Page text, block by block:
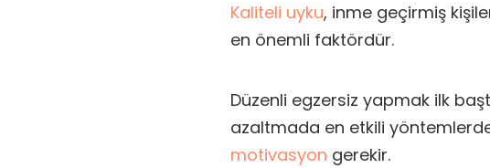
Kaliteli uyku, inme geçirmiş
en önemli faktördür.
Düzenli egzersiz yapmak ilk
azaltmada en etkili
motivasyon gerekir.